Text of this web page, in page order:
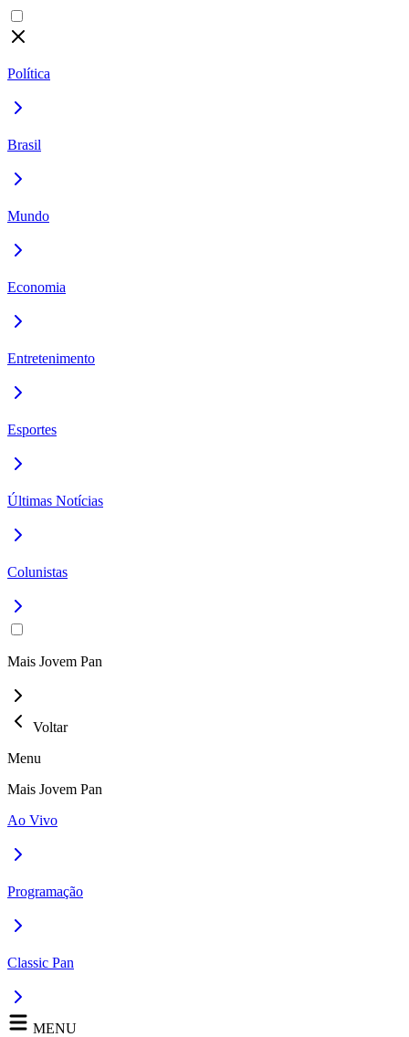
Política
Brasil
Mundo
Economia
Entretenimento
Esportes
Últimas Notícias
Colunistas
Mais Jovem Pan
Voltar
Menu
Mais Jovem Pan
Ao Vivo
Programação
Classic Pan
MENU